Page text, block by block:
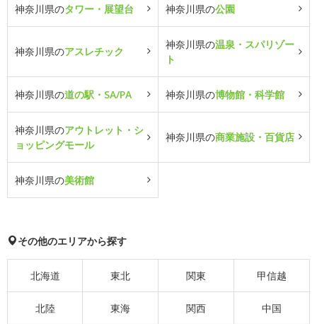
神奈川県のタワー・展望台 神奈川県の公園
神奈川県のアスレチック
神奈川県の温泉・スパリゾー
ト
神奈川県の道の駅・SA/PA 神奈川県の博物館・科学館
神奈川県のアウトレット・シ
ョッピングモール
神奈川県の商業施設・百貨店
神奈川県の美術館
その他のエリアから探す
北海道 東北 関東 甲信越
北陸 東海 関西 中国